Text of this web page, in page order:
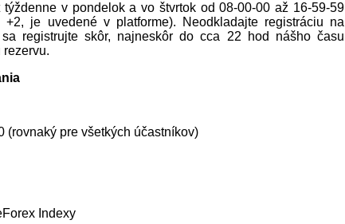
v pondelok a vo štvrtok od 08-00-00 až 16-59-59
je uvedené v platforme). Neodkladajte registráciu na
registrujte skôr, najneskôr do cca 22 hod nášho času
rezervu.
(rovnaký pre všetkých účastníkov)
Indexy